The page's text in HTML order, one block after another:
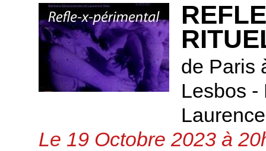
de Paris
Lesbos -
Le 19 Octobre 2023 à